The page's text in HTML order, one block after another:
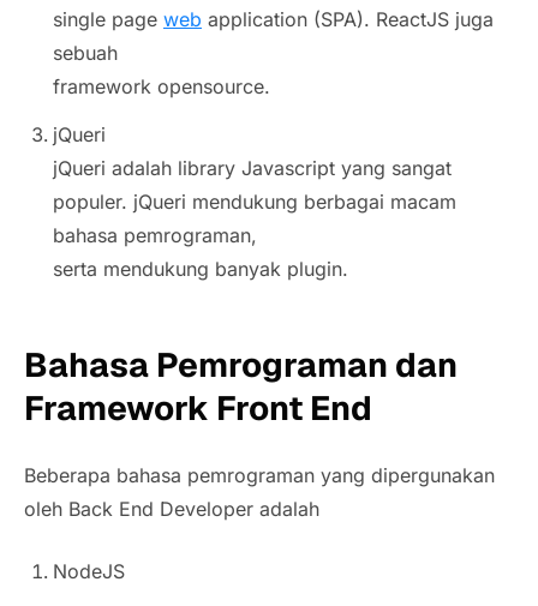
single page web application (SPA). ReactJS juga
sebuah
framework opensource.
jQueri
jQueri adalah library Javascript yang sangat
populer. jQueri mendukung berbagai macam
bahasa pemrograman,
serta mendukung banyak plugin.
Bahasa Pemrograman dan
Framework Front End
Beberapa bahasa pemrograman yang dipergunakan
oleh Back End Developer adalah
NodeJS